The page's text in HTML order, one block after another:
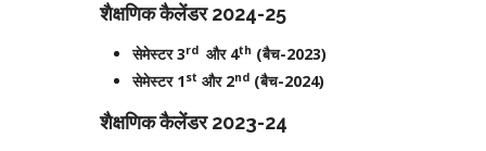
शैक्षणिक कैलेंडर 2024-25
सेमेस्टर 3rd और 4th (बैच-2023)
सेमेस्टर 1st और 2nd (बैच-2024)
शैक्षणिक कैलेंडर 2023-24